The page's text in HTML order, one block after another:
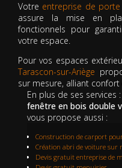
Votre entreprise de porte
assure la mise en
fonctionnels pour
votre espace.
Pour vos espaces
Tarascon-sur-Ariège
sur mesure, alliant
En plus de ses services :
fenêtre en bois double
vous propose aussi :
Construction de carport
Création abri de voiture sur
Devis gratuit entreprise de